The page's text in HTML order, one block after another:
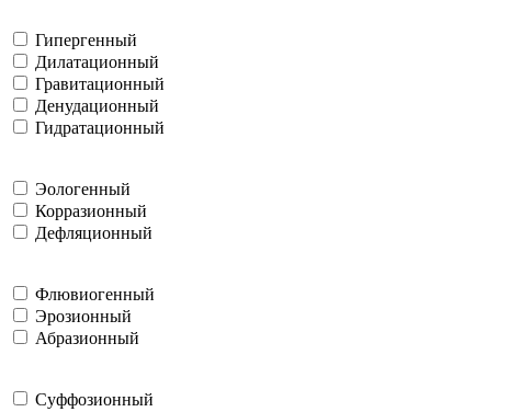
Гипергенный
Дилатационный
Гравитационный
Денудационный
Гидратационный
Эологенный
Корразионный
Дефляционный
Флювиогенный
Эрозионный
Абразионный
Суффозионный